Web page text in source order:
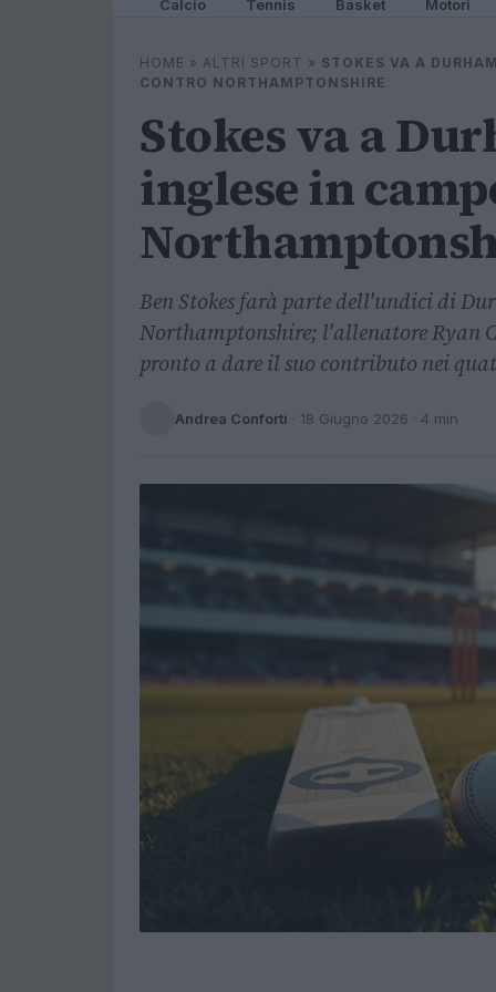
Calcio Tennis Basket Motori
HOME » ALTRI SPORT » STOKES VA A
CONTRO NORTHAMPTONSHIRE
Stokes va a
inglese in
Ben Stokes farà parte dell'undici di
Northamptonshire; l'allenatore Ryan
pronto a dare il suo contributo nei
Andrea Conforti · 18 Giugno 2026 · 4 min